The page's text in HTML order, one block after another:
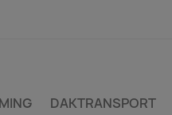
DAKTRANSPORT